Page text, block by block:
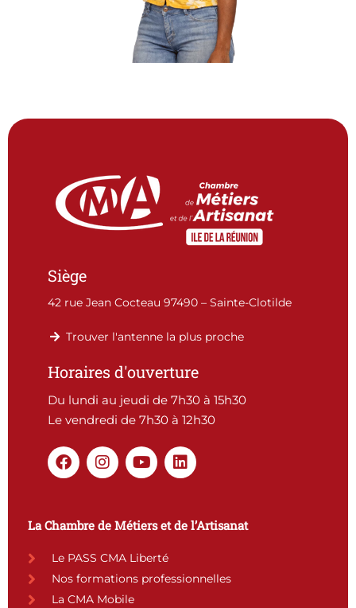
Siège
42 rue Jean Cocteau 97490 – Sainte-Clotilde
Trouver l'antenne la plus proche
Horaires d'ouverture
Du lundi au jeudi de 7h30 à 15h30
Le vendredi de 7h30 à 12h30
F
a
o
o
k
I
n
a
g
r
a
m
Y
o
b
e
L
i
e
d
La Chambre de Métiers et de l’Artisanat
Le PASS CMA Liberté
Nos formations professionnelles
La CMA Mobile